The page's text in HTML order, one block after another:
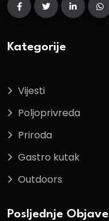
Kategorije
Vijesti
Poljoprivreda
Priroda
Gastro kutak
Outdoors
Posljednje Objave